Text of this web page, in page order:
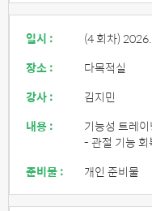
일시 : (4 회차)
장소 :
다목적실
강사 :
김지민
내용 :
기능성 트레이
- 관절 기능
준비물 :
개인 준비물